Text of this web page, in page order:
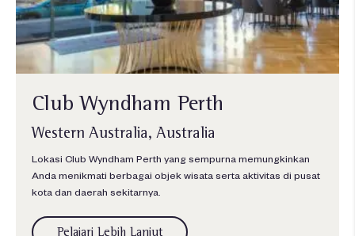
Club Wyndham Perth
Western Australia, Australia
Lokasi Club Wyndham Perth yang sempurna memungkinkan
Anda menikmati berbagai objek wisata serta aktivitas di pusat
kota dan daerah sekitarnya.
Pelajari Lebih Lanjut